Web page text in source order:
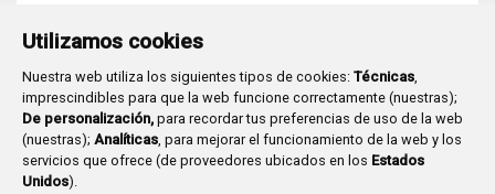
Utilizamos cookies
Nuestra web utiliza los siguientes tipos de cookies: Técnicas,
imprescindibles para que la web funcione correctamente (nuestras);
De personalización, para recordar tus preferencias de uso de la web
(nuestras); Analíticas, para mejorar el funcionamiento de la web y los
servicios que ofrece (de proveedores ubicados en los Estados
Unidos).
Plaza Mayor 1- 09071BURGOS
947 288 800 CIF:P-0906100-C